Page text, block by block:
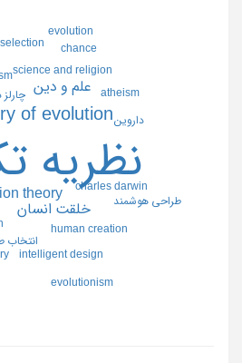
نظريه
of evolution
theory
خلقت انسان
علم و دين
charles darwin
science and religion
انتخاب
atheism
human creation
intelligent design
داروين
طراحي هوشمند
chance
evolution
evolutionism